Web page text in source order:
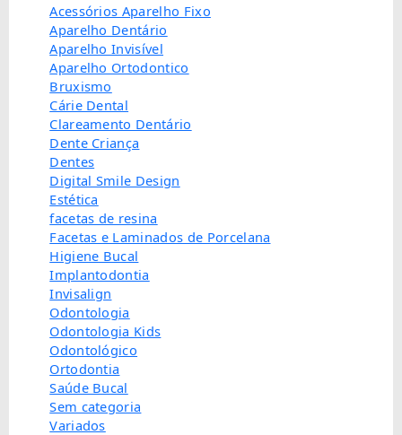
Acessórios Aparelho Fixo
Aparelho Dentário
Aparelho Invisível
Aparelho Ortodontico
Bruxismo
Cárie Dental
Clareamento Dentário
Dente Criança
Dentes
Digital Smile Design
Estética
facetas de resina
Facetas e Laminados de Porcelana
Higiene Bucal
Implantodontia
Invisalign
Odontologia
Odontologia Kids
Odontológico
Ortodontia
Saúde Bucal
Sem categoria
Variados